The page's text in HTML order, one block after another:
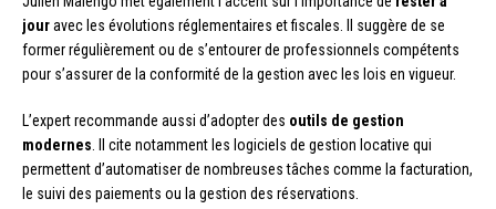
jouravec les évolutions réglementaires et fiscales. Il suggère de se
former régulièrement ou de s’entourer de professionnels compétents
pour s’assurer de la conformité de la gestion avec les lois en vigueur.
L’expert recommande aussi d’adopter des outils de gestion
modernes. Il cite notamment les logiciels de gestion locative qui
permettent d’automatiser de nombreuses tâches comme la facturation,
le suivi des paiements ou la gestion des réservations.